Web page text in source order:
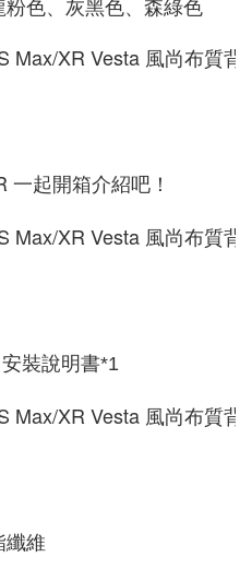
一起開箱介紹吧！
裝說明書*1
纖維